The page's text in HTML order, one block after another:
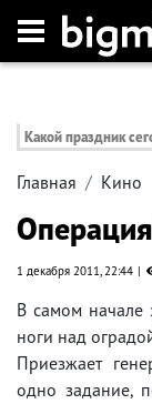
Какой праздник
Главная Кино
1 декабря 2011, 22:44
В самом начале
ноги над
Приезжает
одно задание,